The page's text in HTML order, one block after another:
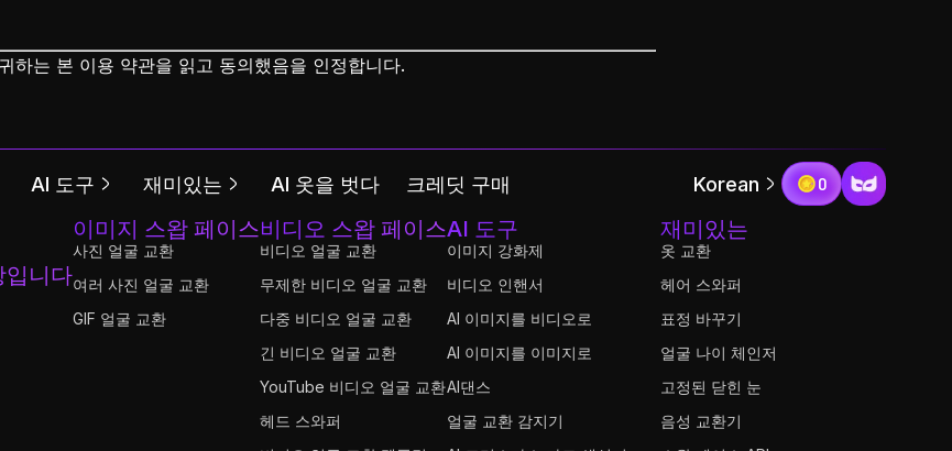
하는 본 이용 약관을 읽고 동의했음을 인정합니다.
AI 도구 재미있는 AI 옷을 벗다 크레딧 구매 Korean 0
입니다
이미지 스왑 페이스
사진 얼굴 교환
여러 사진 얼굴 교환
GIF 얼굴 교환
비디오 스왑 페이스
비디오 얼굴 교환
무제한 비디오 얼굴 교환
다중 비디오 얼굴 교환
긴 비디오 얼굴 교환
YouTube 비디오 얼굴 교환
헤드 스와퍼
AI 도구
이미지 강화제
비디오 인핸서
AI 이미지를 비디오로
AI 이미지를 이미지로
AI댄스
얼굴 교환 감지기
재미있는
옷 교환
헤어 스와퍼
표정 바꾸기
얼굴 나이 체인저
고정된 닫힌 눈
음성 교환기